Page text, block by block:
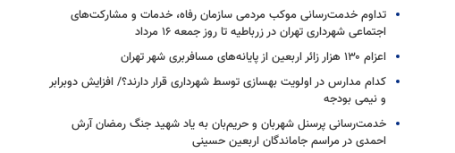
تداوم خدمت‌رسانی موکب مردمی سازمان رفاه، خدمات و مشارکت‌های
اجتماعی شهرداری تهران در زرباطیه تا روز جمعه ۱۶ مرداد
اعزام ۱۳۰ هزار زائر اربعین از پایانه‌های مسافربری شهر تهران
کدام مدارس در اولویت بهسازی توسط شهرداری قرار دارند؟/ افزایش دوبرابر
و نیمی بودجه
خدمت‌رسانی پرسنل شهربان و حریم‌بان به یاد شهید جنگ رمضان آرش
احمدی در مراسم جاماندگان اربعین حسینی